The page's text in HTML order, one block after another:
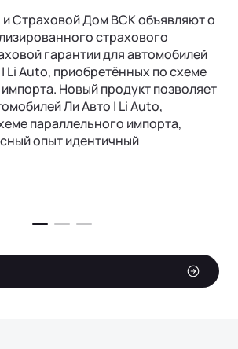
и Страховой Дом ВСК объявляют о
страхового
гарантии для автомобилей
Li Auto, приобретённых по схеме
Новый продукт позволяет
Ли Авто | Li Auto,
параллельного импорта,
опыт идентичный